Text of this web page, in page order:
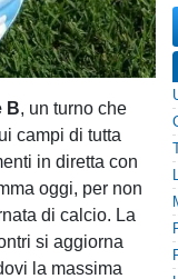
B, un turno che
campi di tutta
in diretta con
oggi, per non
di calcio. La
si aggiorna
la massima